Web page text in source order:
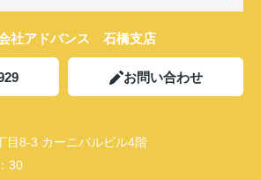
社アドバンス 石橋支店
お問い合わせ
目8-3 カーニバルビル4階
30